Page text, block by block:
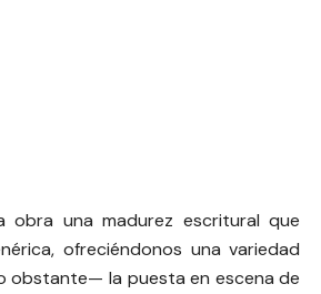
obra una madurez escritural que
ofreciéndonos una variedad
obstante— la puesta en escena de